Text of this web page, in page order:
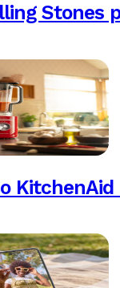
Stones